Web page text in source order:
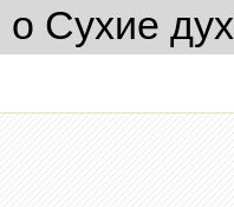
о Сухие